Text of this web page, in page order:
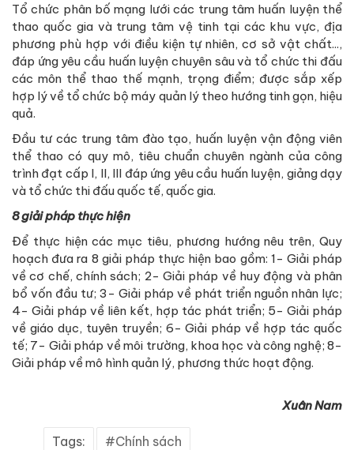
Tổ chức phân bố mạng lưới các trung tâm huấn luyện thể
thao quốc gia và trung tâm vệ tinh tại các khu vực, địa
phương phù hợp với điều kiện tự nhiên, cơ sở vật chất...,
đáp ứng yêu cầu huấn luyện chuyên sâu và tổ chức thi đấu
các môn thể thao thế mạnh, trọng điểm; được sắp xếp
hợp lý về tổ chức bộ máy quản lý theo hướng tinh gọn, hiệu
quả.
Đầu tư các trung tâm đào tạo, huấn luyện vận động viên
thể thao có quy mô, tiêu chuẩn chuyên ngành của công
trình đạt cấp I, II, III đáp ứng yêu cầu huấn luyện, giảng dạy
và tổ chức thi đấu quốc tế, quốc gia.
8 giải pháp thực hiện
Để thực hiện các mục tiêu, phương hướng nêu trên, Quy
hoạch đưa ra 8 giải pháp thực hiện bao gồm: 1- Giải pháp
về cơ chế, chính sách; 2- Giải pháp về huy động và phân
bổ vốn đầu tư; 3- Giải pháp về phát triển nguồn nhân lực;
4- Giải pháp về liên kết, hợp tác phát triển; 5- Giải pháp
về giáo dục, tuyên truyền; 6- Giải pháp về hợp tác quốc
tế; 7- Giải pháp về môi trường, khoa học và công nghệ; 8-
Giải pháp về mô hình quản lý, phương thức hoạt động.
Xuân Nam
Tags: Chính sách